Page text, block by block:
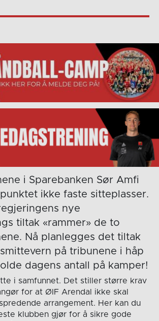
i Sparebanken Sør Amfi
ikke faste sitteplasser.
nye
tiltak «rammer» de to
Nå planlegges det tiltak
på tribunene i håp
dagens antall på kamper!
i samfunnet. Det stiller større krav
for at ØIF Arendal ikke skal
arrangement. Her kan du
klubben gjør for å sikre gode